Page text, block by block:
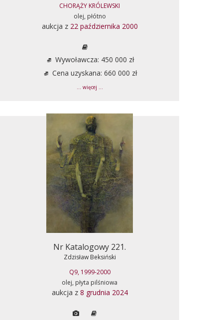
CHORĄŻY KRÓLEWSKI
olej, płótno
aukcja z 22 października 2000
Wywoławcza: 450 000 zł
Cena uzyskana: 660 000 zł
... więcej ...
Nr Katalogowy 221.
Zdzisław Beksiński
Q9, 1999-2000
olej, płyta pilśniowa
aukcja z 8 grudnia 2024